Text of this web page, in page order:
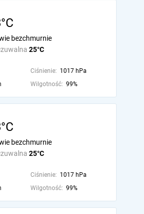
25°C
bezchmurnie
Ciśnienie: 1017 hPa
Wilgotność: 99%
25°C
bezchmurnie
Ciśnienie: 1017 hPa
Wilgotność: 99%